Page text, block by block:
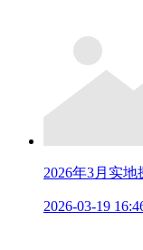
2026年3月实
2026-03-19